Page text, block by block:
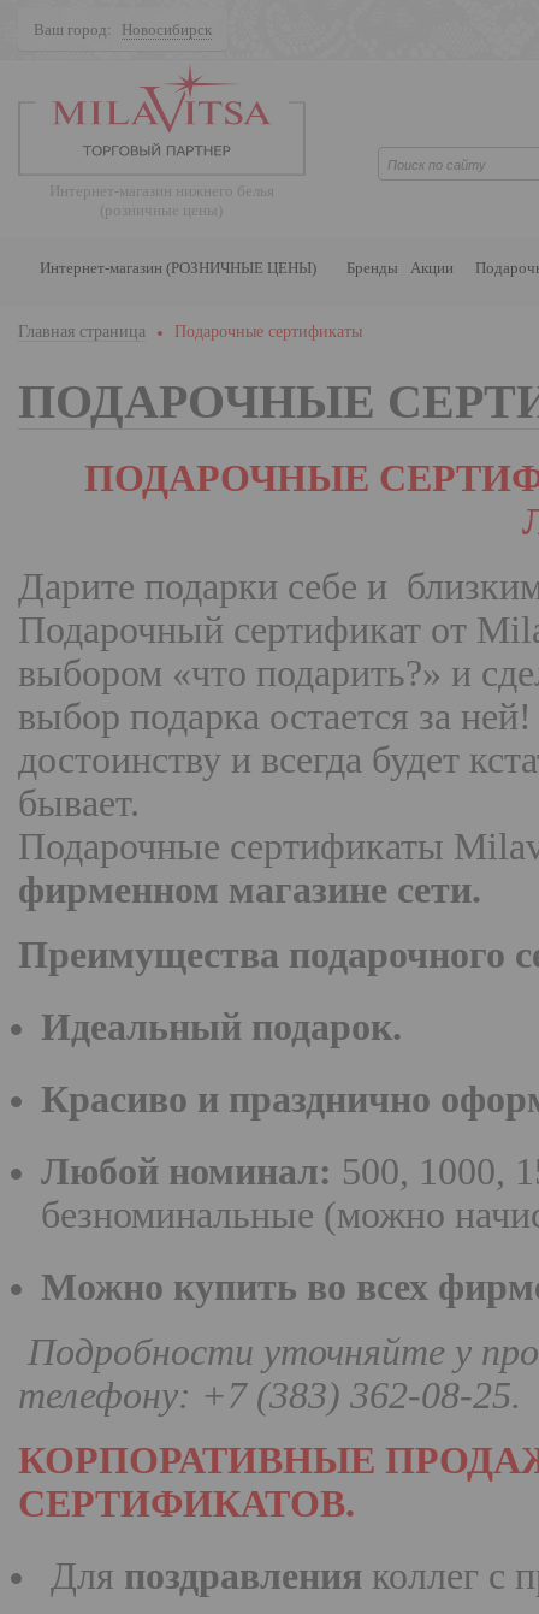
Ваш город: Новосибирск
Интернет-магазин нижнего белья
(розничные цены)
Интернет-магазин (РОЗНИЧНЫЕ ЦЕНЫ) Бренды Акции
Главная страница Подарочные сертификаты
ПОДАРОЧНЫЕ
ПОДАРОЧНЫЕ
Дарите подарки себе и
Подарочный сертификат от
выбором «что подарить?» и
выбор подарка остается за
достоинству и всегда будет
бывает.
Подарочные сертификаты
фирменном магазине сети.
Преимущества подарочного
Идеальный подарок.
Красиво и празднично
Любой номинал: 500, 1000,
безноминальные (можно
Можно купить во всех
Подробности уточняйте у
телефону: +7 (383) 362-08-25.
КОРПОРАТИВНЫЕ
СЕРТИФИКАТОВ.
Для поздравленияколлег с